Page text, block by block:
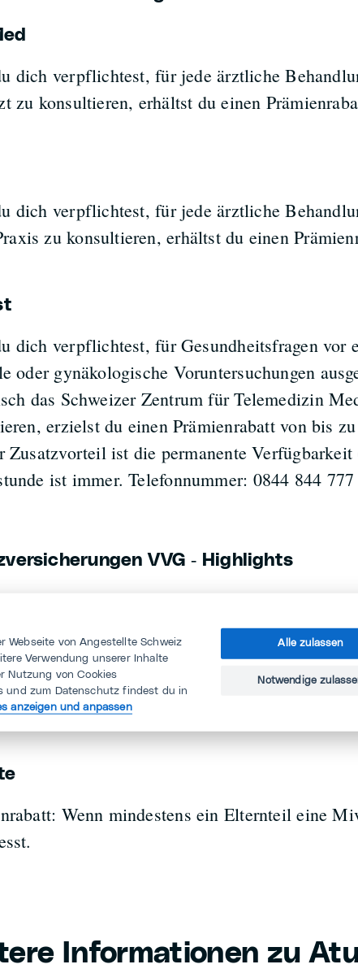
dich verpflichtest, für jede ärztliche
zu konsultieren, erhältst du einen
dich verpflichtest, für jede ärztliche
zu konsultieren, erhältst du einen
dich verpflichtest, für Gesundheitsfragen vor
oder gynäkologische Voruntersuchungen
das Schweizer Zentrum für Telemedizin
erzielst du einen Prämienrabatt von bis
Zusatzvorteil ist die permanente
ist immer. Telefonnummer: 0844 844 777
VVG ‐ Highlights
im 1. und 2. Lebensjahr mit
bis 30. Altersjahr mit
Wenn mindestens ein Elternteil eine
Informationen zu
Webseite von Angestellte Schweiz
Verwendung unserer Inhalte
Nutzung von Cookies
und zum Datenschutz findest du in
anzeigen und anpassen
Alle zulassen
Notwendige